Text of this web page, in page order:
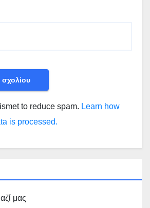
to reduce spam. Learn how
is processed.
μας